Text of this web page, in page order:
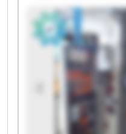
Maschinen-Service
GmbH SK Maschinen-
Maschinen-Service
GmbH SK
Maschinen-Service
GmbH SK Maschinen-
Maschinen-Service
GmbH SK
Maschinen-Service